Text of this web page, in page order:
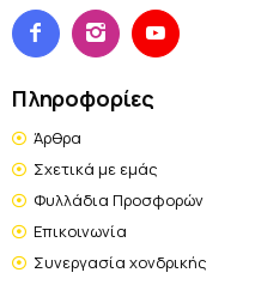
Πληροφορίες
Άρθρα
Σχετικά με εμάς
Φυλλάδια Προσφορών
Επικοινωνία
Συνεργασία χονδρικής